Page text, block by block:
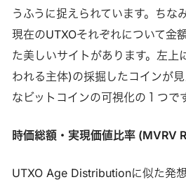
うふうに捉えられています。ちな
現在のUTXOそれぞれについて金
た美しいサイトがあります。左上
われる主体)の採掘したコインが
なビットコインの可視化の１つです
時価総額・実現価値比率 (MVRV
UTXO Age Distributionに似た発